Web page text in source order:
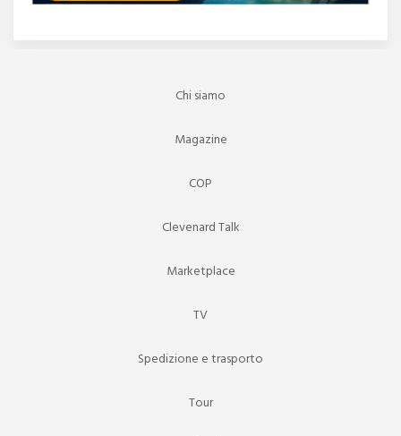
Chi siamo
Magazine
COP
Clevenard Talk
Marketplace
TV
Spedizione e trasporto
Tour